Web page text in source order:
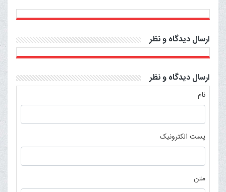
ارسال دیدگاه و نظر
ارسال دیدگاه و نظر
نام
پست الکترونیک
متن